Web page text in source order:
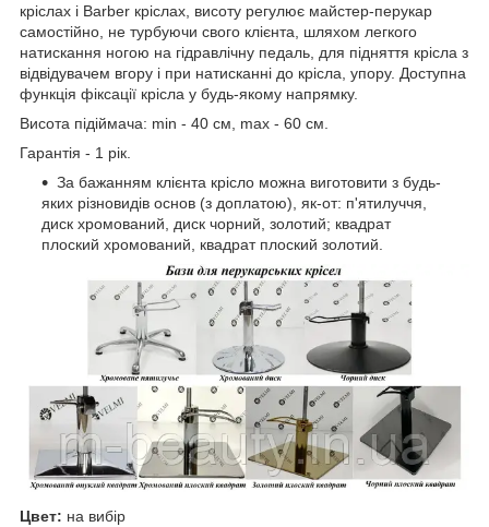
кріслах і Barber кріслах, висоту регулює майстер-перукар
самостійно, не турбуючи свого клієнта, шляхом легкого
натискання ногою на гідравлічну педаль, для підняття крісла з
відвідувачем вгору і при натисканні до крісла, упору. Доступна
функція фіксації крісла у будь-якому напрямку.
Висота підіймача: min - 40 см, max - 60 см.
Гарантія - 1 рік.
За бажанням клієнта крісло можна виготовити з будь-
яких різновидів основ (з доплатою), як-от: п'ятилуччя,
диск хромований, диск чорний, золотий; квадрат
плоский хромований, квадрат плоский золотий.
Цвет: на вибір